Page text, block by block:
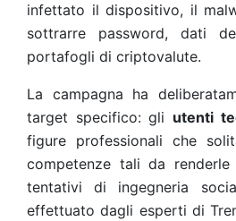
infettato il dispositivo, il
sottrarre password, dati
portafogli di criptovalute.
La campagna ha
target specifico: gli utenti
figure professionali che
competenze tali da
tentativi di ingegneria
effettuato dagli esperti di